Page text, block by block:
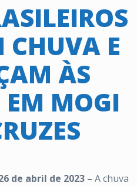
CHUVA E
ÀS
MOGI
de abril de 2023 – A chuva